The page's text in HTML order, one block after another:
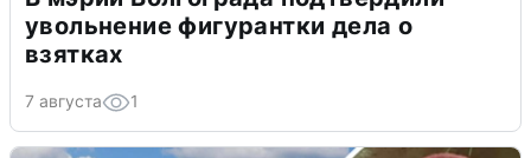
увольнение фигурантки дела о
взятках
7 августа 1